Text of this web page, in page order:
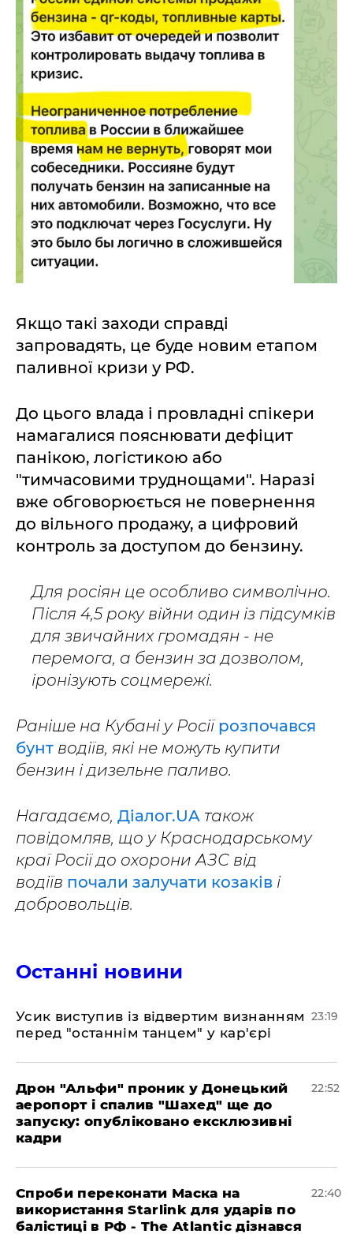
Якщо такі заходи справді
запровадять, це буде новим етапом
паливної кризи у РФ.
До цього влада і провладні спікери
намагалися пояснювати дефіцит
панікою, логістикою або
"тимчасовими труднощами". Наразі
вже обговорюється не повернення
до вільного продажу, а цифровий
контроль за доступом до бензину.
Для росіян це особливо символічно.
Після 4,5 року війни один із підсумків
для звичайних громадян - не
перемога, а бензин за дозволом,
іронізують соцмережі.
Раніше на Кубані у Росії розпочався
бунт водіїв, які не можуть купити
бензин і дизельне паливо.
Нагадаємо, Діалог.UA також
повідомляв, що у Краснодарському
краї Росії до охорони АЗС від
водіїв почали залучати козаків і
добровольців.
Останні новини
​Усик виступив із відвертим визнанням
перед "останнім танцем" у кар'єрі
23:19
​Дрон "Альфи" проник у Донецький
аеропорт і спалив "Шахед" ще до
запуску: опубліковано ексклюзивні
кадри
22:52
​Спроби переконати Маска на
використання Starlink для ударів по
балістиці в РФ - The Atlantic дізнався
22:40